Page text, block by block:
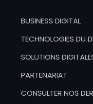
BUSINESS DIGITAL
TECHNOLOGIES DU
SOLUTIONS
PARTENARIAT
CONSULTER NOS